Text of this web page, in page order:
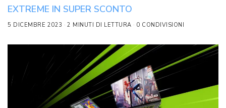
EXTREME IN SUPER SCONTO
5 DICEMBRE 2023 2 MINUTI DI LETTURA 0 CONDIVISIONI